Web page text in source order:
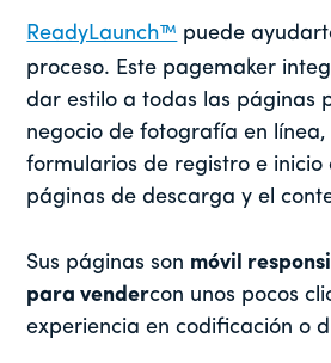
ReadyLaunch™ puede
proceso. Este pagemaker
dar estilo a todas las páginas
negocio de fotografía en línea,
formularios de registro e inicio
páginas de descarga y el
Sus páginas son móvil
para vendercon unos pocos
experiencia en codificación o